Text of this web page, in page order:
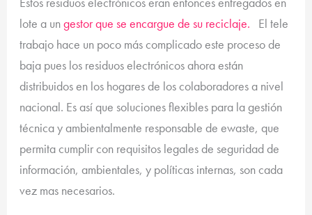
lote a ungestor que se encargue de su reciclaje. El tele
trabajo hace un poco más complicado este proceso de
baja pues los residuos electrónicos ahora están
distribuidos en los hogares de los colaboradores a nivel
nacional. Es así que soluciones flexibles para la gestión
técnica y ambientalmente responsable de ewaste, que
permita cumplir con requisitos legales de seguridad de
información, ambientales, y políticas internas, son cada
vez mas necesarios.